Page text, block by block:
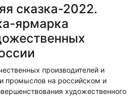
сказка-2022.
ярмарка
производителей и
промыслов на российском и
художественного